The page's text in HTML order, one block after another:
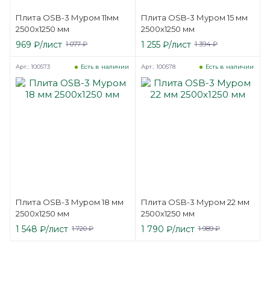
Плита OSB-3 Муром 11мм
2500х1250 мм
969 ₽/лист 1 077₽
Плита OSB-3 Муром 15 мм
2500х1250 мм
1 255₽/лист 1 394₽
Плита OSB-3 Муром 18 мм
2500х1250 мм
Есть в наличии
Арт.: 100573
1 548 ₽/лист 1 720₽
Плита OSB-3 Муром 22 мм
2500х1250 мм
Есть в наличии
Арт.: 100578
1 790 ₽/лист 1 989₽